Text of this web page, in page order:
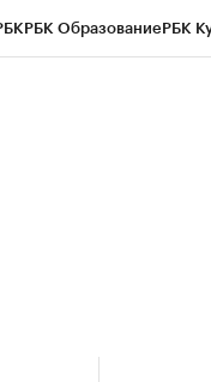
РБК ОбразованиеРБК